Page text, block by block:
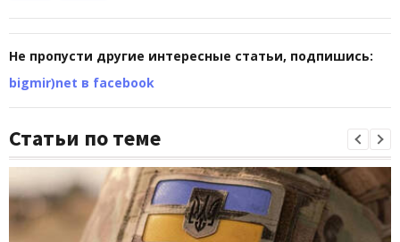
Не пропусти другие интересные статьи, подпишись:
bigmir)net в facebook
Статьи по теме